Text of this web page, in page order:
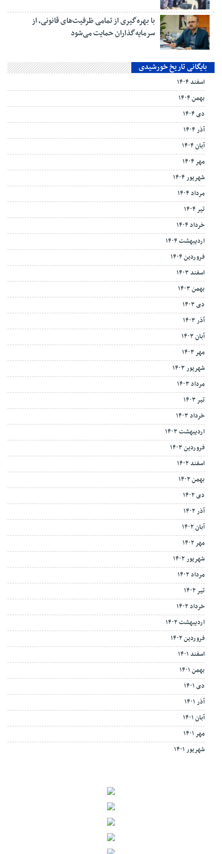
با بهره‌گیری از تمامی ظرفیت‌های قانونی، از
سرمایه‌گذاران حمایت می‌شود
بایگانی تاریخ خورشیدی
اسفند ۱۴۰۴
بهمن ۱۴۰۴
دی ۱۴۰۴
آذر ۱۴۰۴
آبان ۱۴۰۴
مهر ۱۴۰۴
شهریور ۱۴۰۴
مرداد ۱۴۰۴
تیر ۱۴۰۴
خرداد ۱۴۰۴
اردیبهشت ۱۴۰۴
فروردین ۱۴۰۴
اسفند ۱۴۰۳
بهمن ۱۴۰۳
دی ۱۴۰۳
آذر ۱۴۰۳
آبان ۱۴۰۳
مهر ۱۴۰۳
شهریور ۱۴۰۳
مرداد ۱۴۰۳
تیر ۱۴۰۳
خرداد ۱۴۰۳
اردیبهشت ۱۴۰۳
فروردین ۱۴۰۳
اسفند ۱۴۰۲
بهمن ۱۴۰۲
دی ۱۴۰۲
آذر ۱۴۰۲
آبان ۱۴۰۲
مهر ۱۴۰۲
شهریور ۱۴۰۲
مرداد ۱۴۰۲
تیر ۱۴۰۲
خرداد ۱۴۰۲
اردیبهشت ۱۴۰۲
فروردین ۱۴۰۲
اسفند ۱۴۰۱
بهمن ۱۴۰۱
دی ۱۴۰۱
آذر ۱۴۰۱
آبان ۱۴۰۱
مهر ۱۴۰۱
شهریور ۱۴۰۱